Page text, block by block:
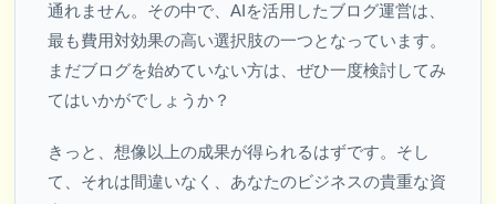
通れません。その中で、AIを活用したブログ運営は、
最も費用対効果の高い選択肢の一つとなっています。
まだブログを始めていない方は、ぜひ一度検討してみ
てはいかがでしょうか？
きっと、想像以上の成果が得られるはずです。そし
て、それは間違いなく、あなたのビジネスの貴重な資